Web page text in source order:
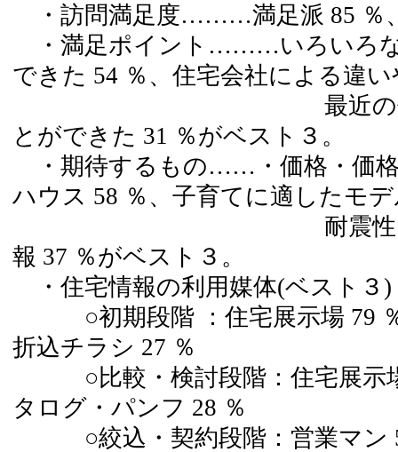
・訪問満足度………満足派 85 ％
・満足ポイント………いろいろ
できた 54 ％、住宅会社による違
最近の住宅情報や
とができた 31 ％がベスト３。
・期待するもの……・価格・価
ハウス 58 ％、子育てに適したモ
耐震性・強度など
報 37 ％がベスト３。
・住宅情報の利用媒体(ベスト
○初期段階 ：住宅展示場 79 ％
折込チラシ 27 ％
○比較・検討段階：住宅展示場
タログ・パンフ 28 ％
○絞込・契約段階：営業マン